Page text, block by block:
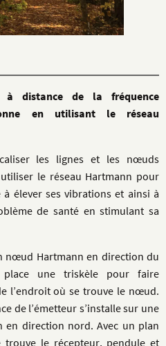
à distance de la fréquence
en utilisant le réseau
les lignes et les nœuds
le réseau Hartmann pour
élever ses vibrations et ainsi à
de santé en stimulant sa
nœud Hartmann en direction du
une triskèle pour faire
l’endroit où se trouve le nœud.
de l’émetteur s’installe sur une
en direction nord. Avec un plan
trouve le récepteur, pendule et